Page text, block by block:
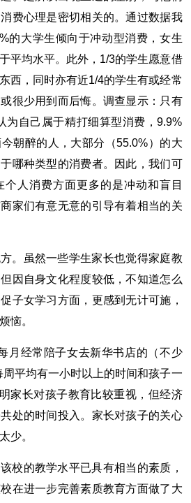
费心理是密切相关的。通过数据我
的大学生倾向于冲动型消费，女生
平均水平。此外，1/3的学生愿意借
西，同时亦有近1/4的学生有或经常
很少用到而后悔。调查显示：只有
为自己属于精打细算型消费，9.9%
朝醉的人，大部分（55.0%）的大
哪种类型的消费者。因此，我们可
个人消费方面更多的是冲动和盲目
家们有意无意的引导有着相当的关
方。虽然一些学生家长也觉得家庭教
因自身文化程度较低，不知道怎么
子女学习方面，更感到无计可施，
恼。
月经常陪子女去新华书店的（不少
平均有一小时以上的时间和孩子一
家长对孩子教育比较重视，但经济
处的时间投入。家长对孩子的关心
少。
校的教学水平已具有相当的素质，
在进一步完善素质教育方面做了大